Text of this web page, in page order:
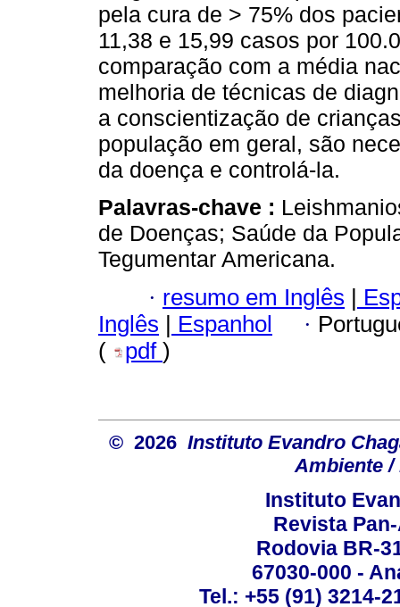
pela cura de > 75% dos
11,38 e 15,99 casos por
comparação com a média
melhoria de técnicas de
a conscientização de
população em geral, são
da doença e controlá-la.
Palavras-chave :
de Doenças; Saúde da
Tegumentar Americana.
· resumo em Inglês |
Inglês | Espanhol ·
(
pdf )
© 2026 Instituto Evandro
Ambiente /
Instituto
Revista
Rodovia BR-
67030-000 -
Tel.: +55 (91) 3214-